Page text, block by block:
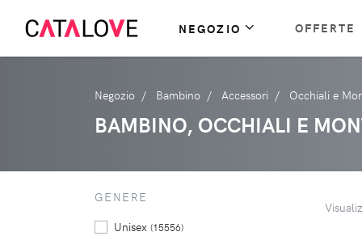
NEGOZIO OFFERTE
Negozio Bambino Accessori Occhiali e
BAMBINO, OCCHIALI E
GENERE
Unisex (15556)